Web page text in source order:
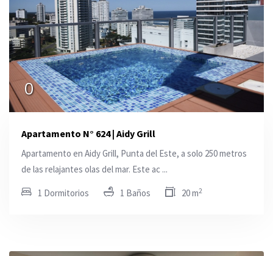
0
Apartamento N° 624 | Aidy Grill
Apartamento en Aidy Grill, Punta del Este, a solo 250 metros
de las relajantes olas del mar. Este ac ...
1 Dormitorios 1 Baños 20 m2